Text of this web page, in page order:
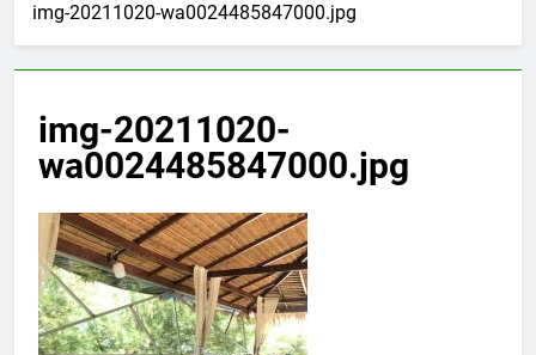
img-20211020-wa0024485847000.jpg
img-20211020-
wa0024485847000.jpg